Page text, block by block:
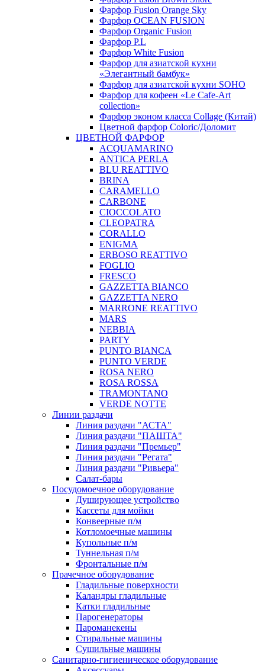
Фарфор Fusion Orange Sky
Фарфор OCEAN FUSION
Фарфор Organic Fusion
Фарфор P.L
Фарфор White Fusion
Фарфор для азиатской кухни
«Элегантный бамбук»
Фарфор для азиатской кухни SOHO
Фарфор для кофеен «Le Cafe-Art
collection»
Фарфор эконом класса Collage (Китай)
Цветной фарфор Coloric/Доломит
ЦВЕТНОЙ ФАРФОР
ACQUAMARINO
ANTICA PERLA
BLU REATTIVO
BRINA
CARAMELLO
CARBONE
CIOCCOLATO
CLEOPATRA
CORALLO
ENIGMA
ERBOSO REATTIVO
FOGLIO
FRESCO
GAZZETTA BIANCO
GAZZETTA NERO
MARRONE REATTIVO
MARS
NEBBIA
PARTY
PUNTO BIANCA
PUNTO VERDE
ROSA NERO
ROSA ROSSA
TRAMONTANO
VERDE NOTTE
Линии раздачи
Линия раздачи "АСТА"
Линия раздачи "ПАШТА"
Линия раздачи "Премьер"
Линия раздачи "Регата"
Линия раздачи "Ривьера"
Салат-бары
Посудомоечное оборудование
Душирующее устройство
Кассеты для мойки
Конвеерные п/м
Котломоечные машины
Купольные п/м
Туннельная п/м
Фронтальные п/м
Прачечное оборудование
Гладильные поверхности
Каландры гладильные
Катки гладильные
Парогенераторы
Пароманекены
Стиральные машины
Сушильные машины
Санитарно-гигиеническое оборудование